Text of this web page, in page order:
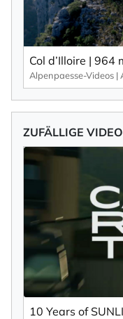
ZUFÄLLIGE
10 Years of